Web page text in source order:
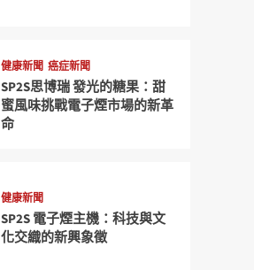
健康新聞 癌症新聞
SP2S思博瑞 發光的糖果：甜
蜜風味挑戰電子煙市場的新革
命
健康新聞
SP2S 電子煙主機：科技與文
化交織的新興象徵